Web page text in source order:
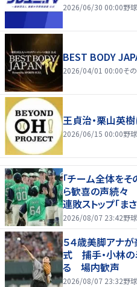
2026/06/30 00:00野球
BEST BODY
2026/04/01 00:00そ
王貞治・栗山英
2026/06/15 00:00野球
「チーム全体をそ
ら歓喜の声続々
連敗ストップ「ま
2026/08/07 23:42野球
５４歳美脚アナ
式 捕手・小林の
る 場内歓声
2026/08/07 23:32野球